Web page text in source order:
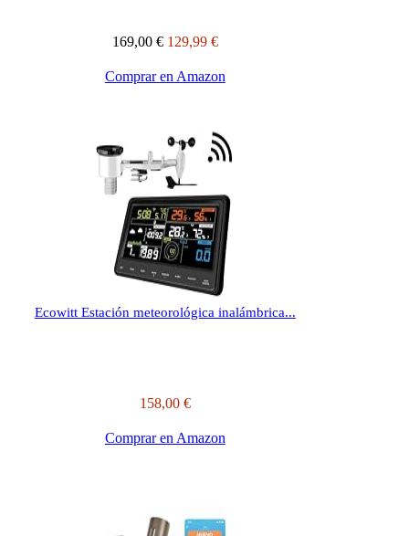
169,00 € 129,99 €
Comprar en Amazon
Ecowitt Estación meteorológica inalámbrica...
158,00 €
Comprar en Amazon